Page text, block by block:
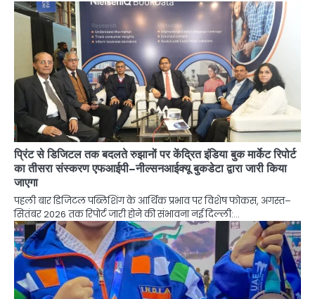
प्रिंट से डिजिटल तक बदलते रुझानों पर केंद्रित इंडिया बुक मार्केट रिपोर्ट
का तीसरा संस्करण एफआईपी–नील्सनआईक्यू बुकडेटा द्वारा जारी किया
जाएगा
पहली बार डिजिटल पब्लिशिंग के आर्थिक प्रभाव पर विशेष फोकस, अगस्त–
सितंबर 2026 तक रिपोर्ट जारी होने की संभावना नई दिल्ली:…